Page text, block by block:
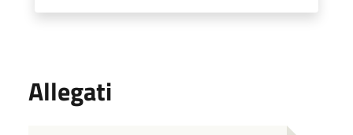
Allegati